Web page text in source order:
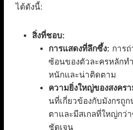
ได้ดังนี้:
สิ่งที่ชอบ:
การแสดงที่ลึกซึ้ง: การ
ซ้อนของตัวละครหลักท
หนักและน่าติดตาม
ความยิ่งใหญ่ของสงครา
นที่เกี่ยวข้องกับมังกรถู
ตาและมีสเกลที่ใหญ่กว่
ชัดเจน